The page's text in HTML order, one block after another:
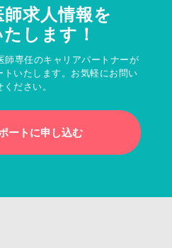
求人情報を
します！
師専任のキャリアパートナーが
いたします。お気軽にお問い
ださい。
ートに申し込む